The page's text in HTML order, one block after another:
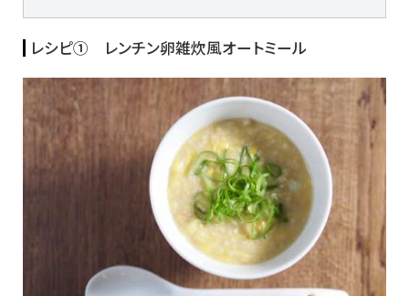
レシピ① レンチン卵雑炊風オートミール